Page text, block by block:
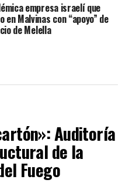
empresa israelí que
en Malvinas con “apoyo” de
de Melella
Auditoría
de la
Fuego